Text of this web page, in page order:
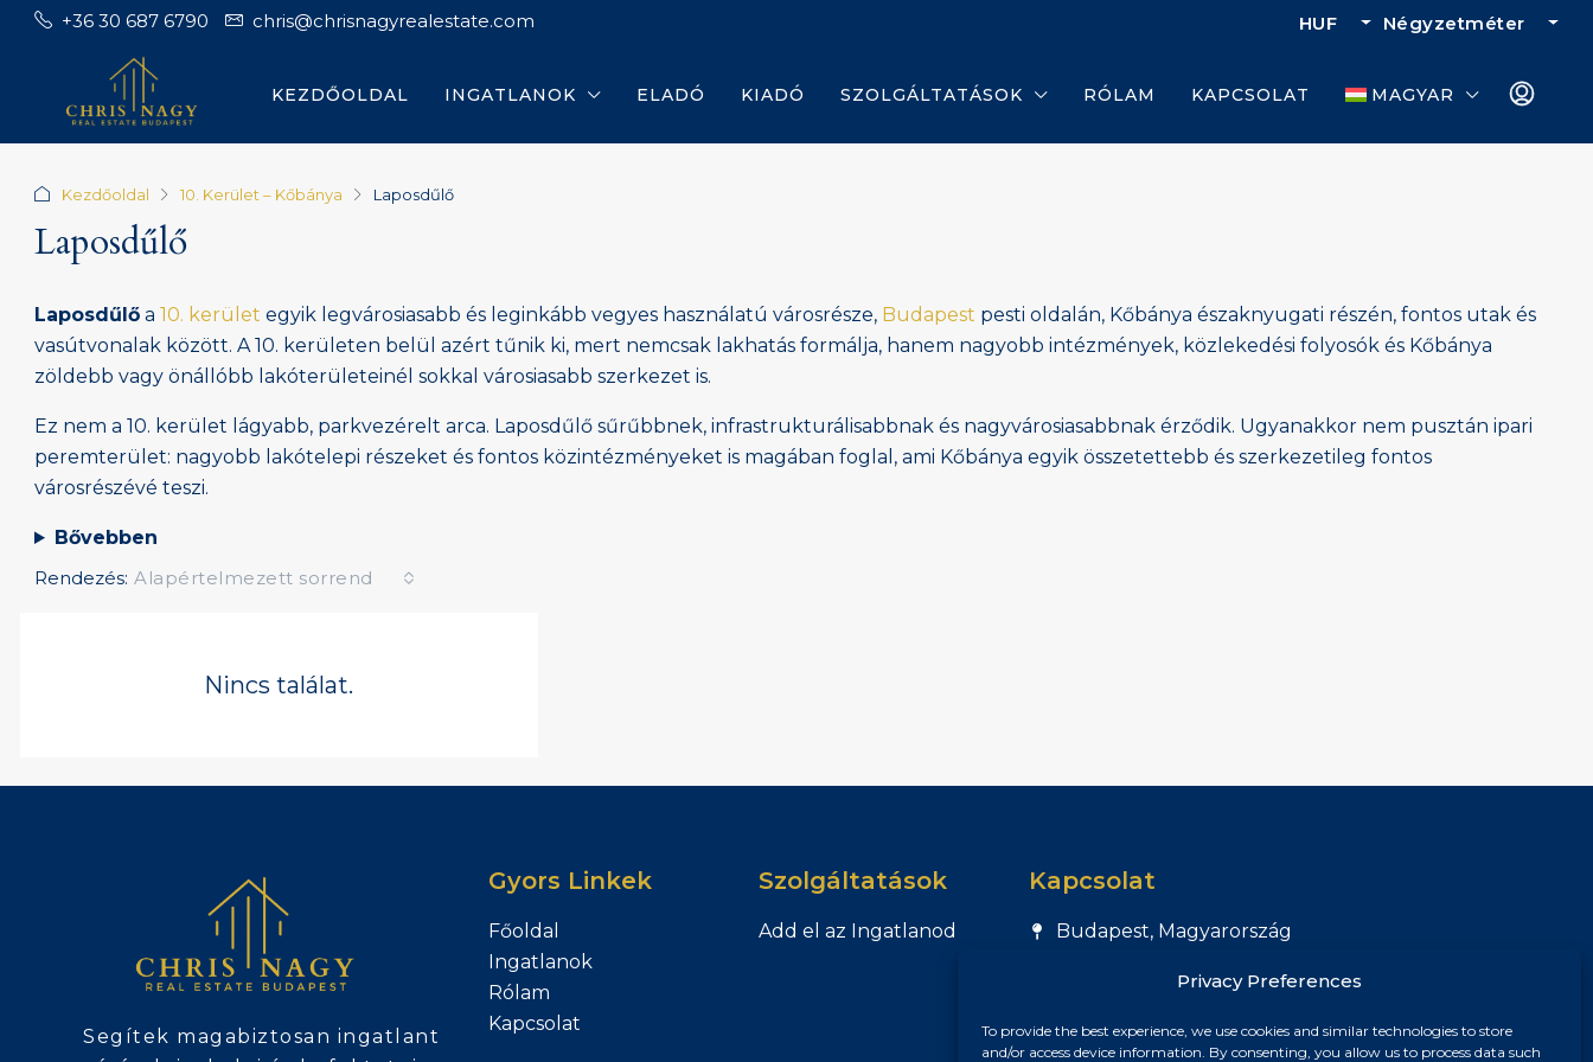
Privacy Preferences
To provide the best experience, we use cookies and similar technologies to store
and/or access device information. By consenting, you allow us to process data such
+36 30 687 6790 chris@chrisnagyrealestate.com HUF Négyzetméter
KEZDŐOLDAL INGATLANOK ELADÓ KIADÓ SZOLGÁLTATÁSOK RÓLAM KAPCSOLAT MAGYAR
Kezdőoldal 10. Kerület – Kőbánya Laposdűlő
Laposdűlő
Laposdűlő a 10. kerület egyik legvárosiasabb és leginkább vegyes használatú városrésze, Budapest pesti oldalán, Kőbánya északnyugati részén, fontos utak és
vasútvonalak között. A 10. kerületen belül azért tűnik ki, mert nemcsak lakhatás formálja, hanem nagyobb intézmények, közlekedési folyosók és Kőbánya
zöldebb vagy önállóbb lakóterületeinél sokkal városiasabb szerkezet is.
Ez nem a 10. kerület lágyabb, parkvezérelt arca. Laposdűlő sűrűbbnek, infrastrukturálisabbnak és nagyvárosiasabbnak érződik. Ugyanakkor nem pusztán ipari
peremterület: nagyobb lakótelepi részeket és fontos közintézményeket is magában foglal, ami Kőbánya egyik összetettebb és szerkezetileg fontos
városrészévé teszi.
Bővebben
Rendezés: Alapértelmezett sorrend
Nincs találat.
Segítek magabiztosan ingatlant
Gyors Linkek
Főoldal
Ingatlanok
Rólam
Kapcsolat
Szolgáltatások
Add el az Ingatlanod
Kapcsolat
Budapest, Magyarország
chris@chrisnagyrealestate.com